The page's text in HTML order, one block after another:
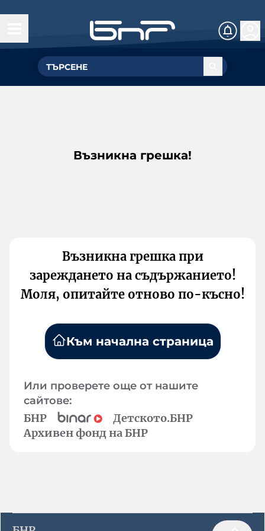
Възникна грешка!
Възникна грешка при
зареждането на съдържанието!
Моля, опитайте отново по-късно!
Към начална страница
Или проверете още от нашите
сайтове:
БНР
Детското.БНР
Архивен фонд на БНР